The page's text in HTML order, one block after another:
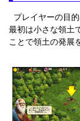
プレイヤーの目
最初は小さな領土
ことで領土の発展